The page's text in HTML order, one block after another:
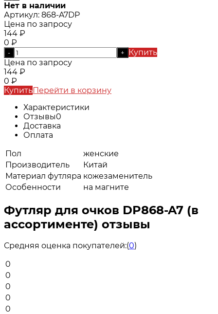
Нет в наличии
Артикул: 868-A7DP
Цена по запросу
144 ₽
0 ₽
- +
Купить
Цена по запросу
144 ₽
0 ₽
КупитьПерейти в корзину
Характеристики
Отзывы0
Доставка
Оплата
Пол
женские
Производитель
Китай
Материал футляра кожезаменитель
Особенности
на магните
Футляр для очков DP868-A7 (в
ассортименте) отзывы
Средняя оценка покупателей:(0)
0
0
0
0
0